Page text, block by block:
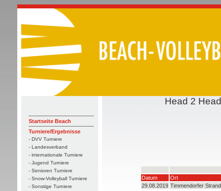
Startseite Beach
Turniere/Ergebnisse
- DVV Turniere
- Landesverband
- internationale Turniere
- Jugend Turniere
- Senioren Turniere
- Snow-Volleyball Turniere
- Sonstige Turniere
Head 2
Datum
Ort
29.08.2019 Timmendorfer Strand